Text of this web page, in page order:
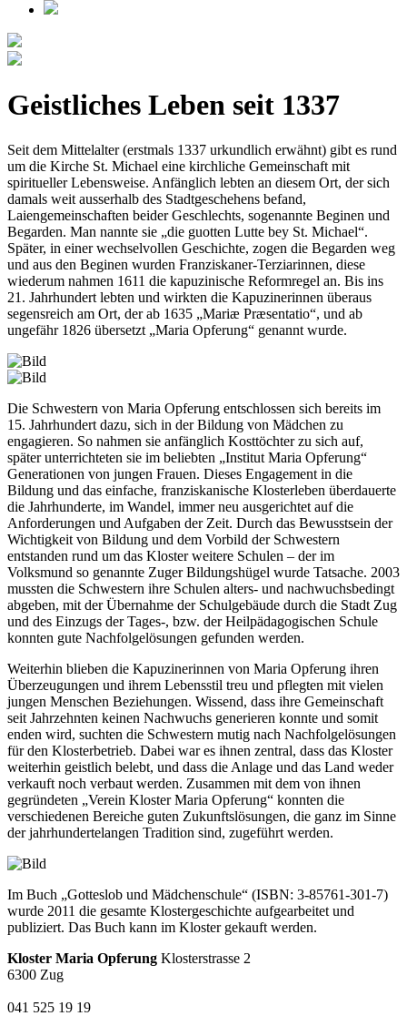
Geistliches Leben seit 1337
Seit dem Mittelalter (erstmals 1337 urkundlich erwähnt) gibt es rund
um die Kirche St. Michael eine kirchliche Gemeinschaft mit
spiritueller Lebensweise. Anfänglich lebten an diesem Ort, der sich
damals weit ausserhalb des Stadtgeschehens befand,
Laiengemeinschaften beider Geschlechts, sogenannte Beginen und
Begarden. Man nannte sie „die guotten Lutte bey St. Michael“.
Später, in einer wechselvollen Geschichte, zogen die Begarden weg
und aus den Beginen wurden Franziskaner-Terziarinnen, diese
wiederum nahmen 1611 die kapuzinische Reformregel an. Bis ins
21. Jahrhundert lebten und wirkten die Kapuzinerinnen überaus
segensreich am Ort, der ab 1635 „Mariæ Præsentatio“, und ab
ungefähr 1826 übersetzt „Maria Opferung“ genannt wurde.
Die Schwestern von Maria Opferung entschlossen sich bereits im
15. Jahrhundert dazu, sich in der Bildung von Mädchen zu
engagieren. So nahmen sie anfänglich Kosttöchter zu sich auf,
später unterrichteten sie im beliebten „Institut Maria Opferung“
Generationen von jungen Frauen. Dieses Engagement in die
Bildung und das einfache, franziskanische Klosterleben überdauerte
die Jahrhunderte, im Wandel, immer neu ausgerichtet auf die
Anforderungen und Aufgaben der Zeit. Durch das Bewusstsein der
Wichtigkeit von Bildung und dem Vorbild der Schwestern
entstanden rund um das Kloster weitere Schulen – der im
Volksmund so genannte Zuger Bildungshügel wurde Tatsache. 2003
mussten die Schwestern ihre Schulen alters- und nachwuchsbedingt
abgeben, mit der Übernahme der Schulgebäude durch die Stadt Zug
und des Einzugs der Tages-, bzw. der Heilpädagogischen Schule
konnten gute Nachfolgelösungen gefunden werden.
Weiterhin blieben die Kapuzinerinnen von Maria Opferung ihren
Überzeugungen und ihrem Lebensstil treu und pflegten mit vielen
jungen Menschen Beziehungen. Wissend, dass ihre Gemeinschaft
seit Jahrzehnten keinen Nachwuchs generieren konnte und somit
enden wird, suchten die Schwestern mutig nach Nachfolgelösungen
für den Klosterbetrieb. Dabei war es ihnen zentral, dass das Kloster
weiterhin geistlich belebt, und dass die Anlage und das Land weder
verkauft noch verbaut werden. Zusammen mit dem von ihnen
gegründeten „Verein Kloster Maria Opferung“ konnten die
verschiedenen Bereiche guten Zukunftslösungen, die ganz im Sinne
der jahrhundertelangen Tradition sind, zugeführt werden.
Im Buch „Gotteslob und Mädchenschule“ (ISBN: 3-85761-301-7)
wurde 2011 die gesamte Klostergeschichte aufgearbeitet und
publiziert. Das Buch kann im Kloster gekauft werden.
Kloster Maria Opferung Klosterstrasse 2
6300 Zug
041 525 19 19